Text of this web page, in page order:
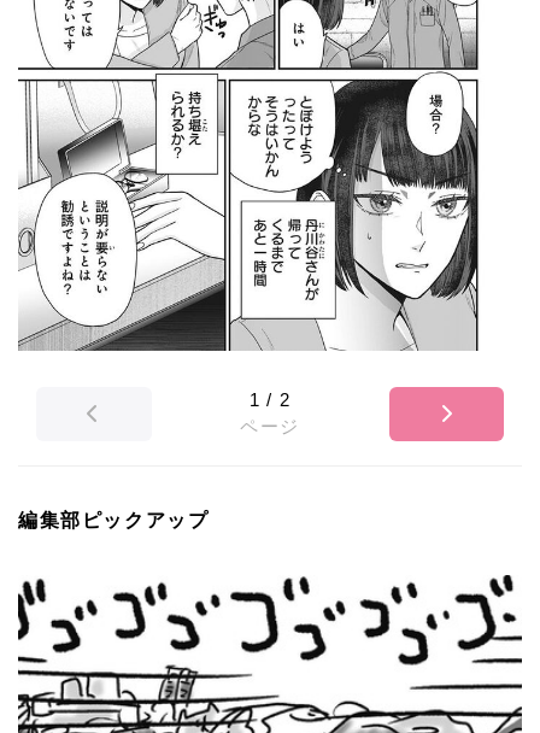
1 / 2
ページ
編集部ピックアップ